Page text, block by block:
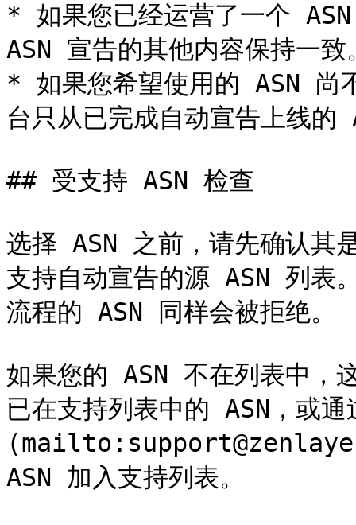
* 如果您已经运营了一个
ASN 宣告的其他内容保持一致
* 如果您希望使用的 ASN 尚
台只从已完成自动宣告上线的
## 受支持 ASN 检查
选择 ASN 之前，请先确认其
支持自动宣告的源 ASN 列表
流程的 ASN 同样会被拒绝。
如果您的 ASN 不在列表中，
已在支持列表中的 ASN，
ASN 加入支持列表。